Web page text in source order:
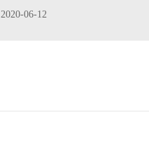
2020-06-12